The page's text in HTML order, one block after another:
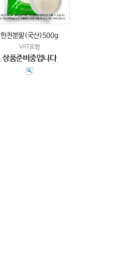
한천분말(국산)500g
VAT포함
상품준비중입니다